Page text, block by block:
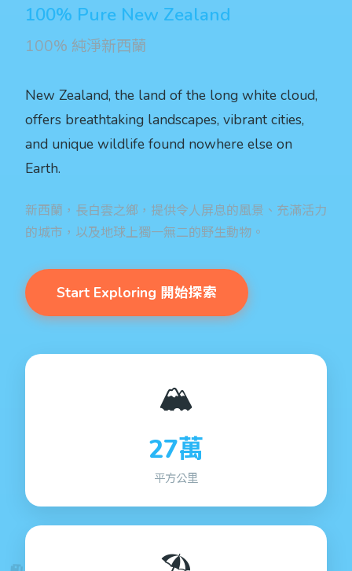
100% Pure New Zealand
100% 純淨新西蘭
New Zealand, the land of the long white cloud,
offers breathtaking landscapes, vibrant cities,
and unique wildlife found nowhere else on
Earth.
新西蘭，長白雲之鄉，提供令人屏息的風景、充滿活力
的城市，以及地球上獨一無二的野生動物。
Start Exploring 開始探索
🏔️
27萬
平方公里